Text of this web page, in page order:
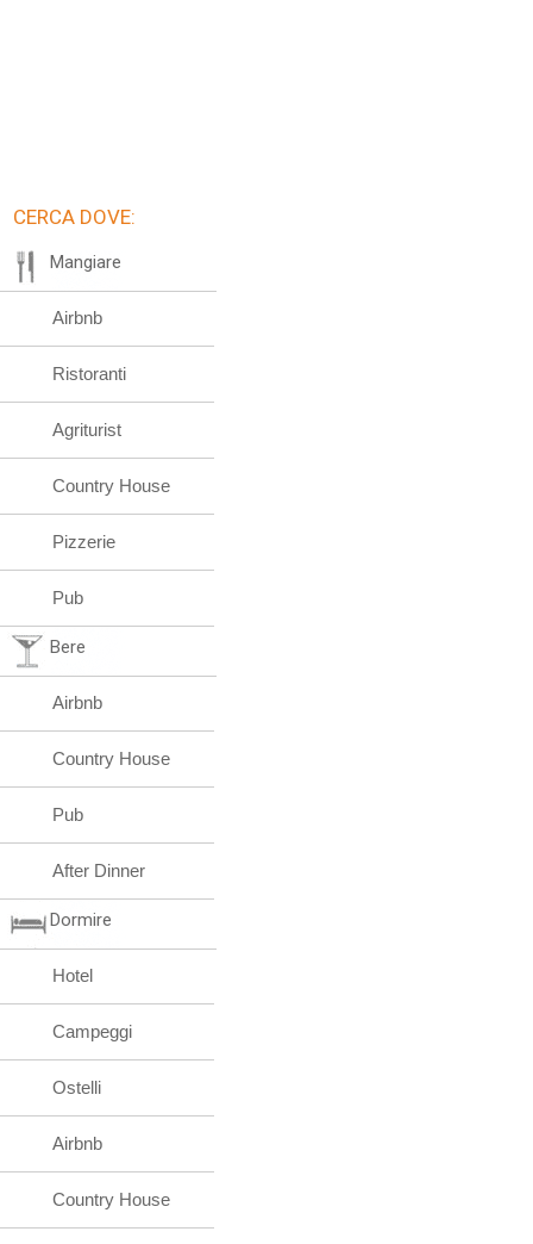
CERCA DOVE:
Mangiare
Airbnb
Ristoranti
Agriturist
Country House
Pizzerie
Pub
Bere
Airbnb
Country House
Pub
After Dinner
Dormire
Hotel
Campeggi
Ostelli
Airbnb
Country House